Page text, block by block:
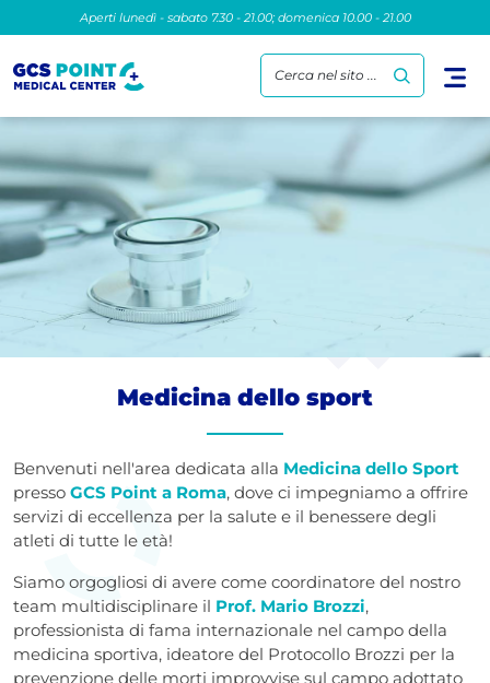
Aperti lunedì - sabato 7.30 - 21.00; domenica 10.00 - 21.00
Cerca nel sito ...
Medicina dello sport
Benvenuti nell'area dedicata alla Medicina dello Sport
presso GCS Point a Roma, dove ci impegniamo a offrire
servizi di eccellenza per la salute e il benessere degli
atleti di tutte le età!
Siamo orgogliosi di avere come coordinatore del nostro
team multidisciplinare il Prof. Mario Brozzi,
professionista di fama internazionale nel campo della
medicina sportiva, ideatore del Protocollo Brozzi per la
prevenzione delle morti improvvise sul campo adottato